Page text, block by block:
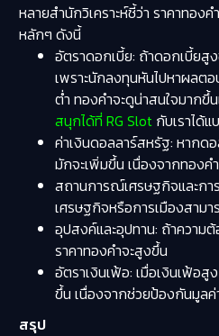
หลายสำนักวิเคราะห์ชี้ว่า ราคาทอง
หลักๆ ดังนี้
อัตราดอกเบี้ย: ถ้าดอกเบี้ยสู
เพราะนักลงทุนหันไปหาผลต
ต่ำ ทองคำจะดูน่าสนใจมากขึ้
สนุกได้ที่ RG Slotกับเราได้แ
ค่าเงินดอลลาร์สหรัฐ: หากด
มักจะเพิ่มขึ้น เนื่องจากทอง
สถานการณ์เศรษฐกิจและกา
เศรษฐกิจหรือการเมืองสาม
อุปสงค์และอุปทาน: ถ้าความ
ราคาทองคำจะสูงขึ้น
อัตราเงินเฟ้อ: เมื่อเงินเฟ้อสู
ขึ้น เนื่องจากช่วยป้องกันมูล
สรุป